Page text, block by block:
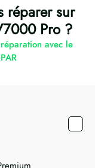
réparer sur
Pro ?
avec le